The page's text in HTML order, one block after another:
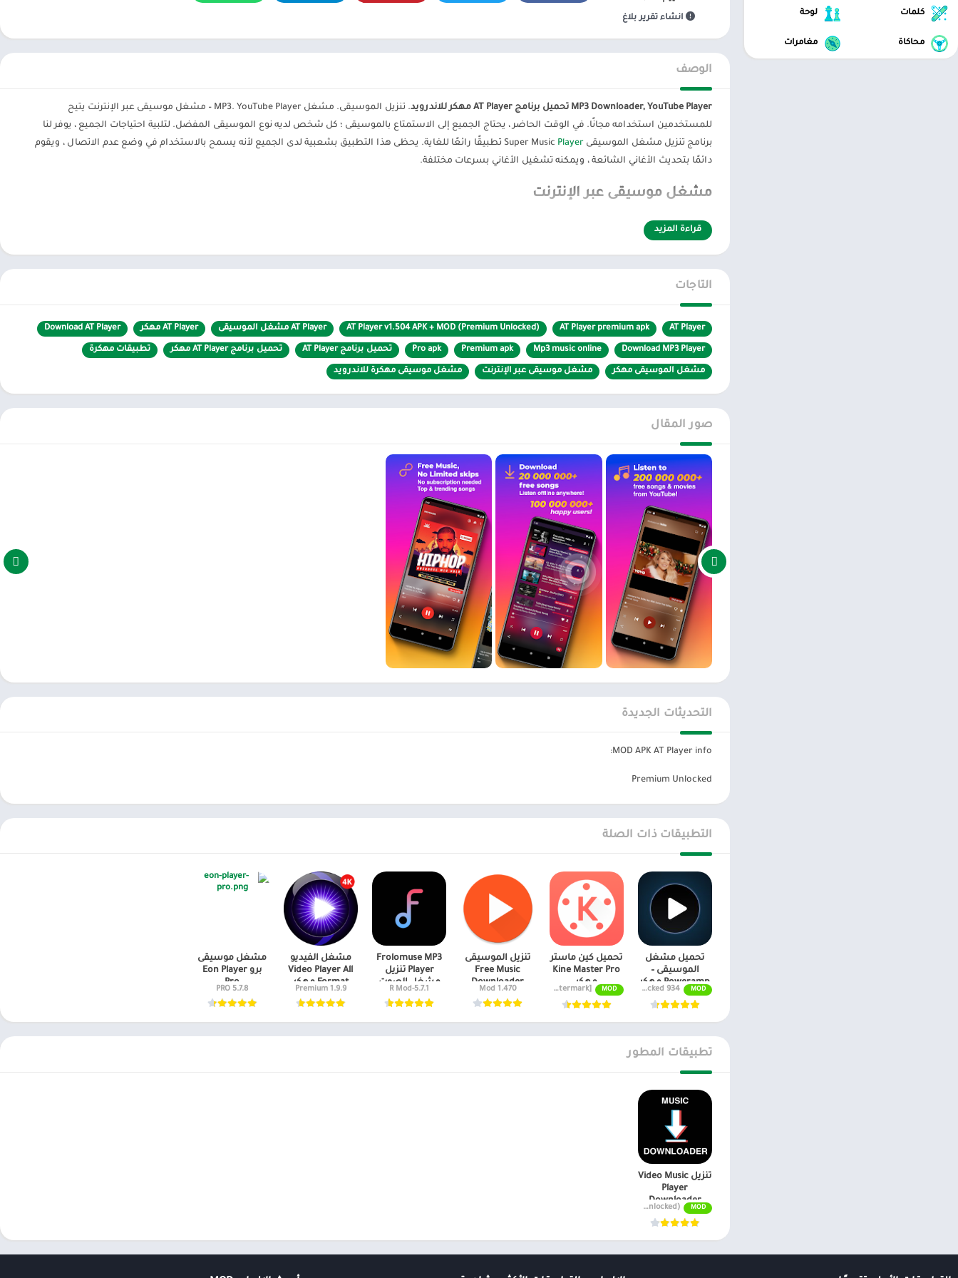
ألعاب موسيقى السفر ومعلومات محلية
المكتبات والعروض
التوضيحية
الموسيقى والصوتيات
تخصيص
طعام ومشروب
كتب مصورة
انشاء تقرير بلاغ
الوصف
MP3 Downloader, YouTube Player تحميل برنامج AT Player مهكر للاندرويد
. تنزيل الموسيقى. مشغل MP3. YouTube Player – مشغل موسيقى عبر الإنترنت يتيح
للمستخدمين استخدامه مجانًا. في الوقت الحاضر ، يحتاج الجميع إلى الاستمتاع بالموسيقى ؛ كل شخص لديه نوع الموسيقى المفضل. لتلبية احتياجات الجميع ، يوفر لنا
برنامج تنزيل مشغل الموسيقى Super Music Player
تطبيقًا رائعًا للغاية. يحظى هذا التطبيق بشعبية لدى الجميع لأنه يسمح بالاستخدام في وضع عدم الاتصال ، ويقوم
دائمًا بتحديث الأغاني الشائعة ، ويمكنه تشغيل الأغاني بسرعات مختلفة.
مشغل موسيقى عبر الإنترنت
تطبيقتنزيل موسيقى
بالاستماع إلى الموسيقى بحرية مع أي أغنية بدون تكلفة باستخدام التعرف على الصوت. كما يسمح لك بالبحث عن الموسيقى المفضلة لديك ، وعرض قوائم التشغيل ،
قوائم التشغيل العامة لقوائم التشغيل الخاصة بك أو استيرادها من YouTube.
تحميلات غير محدودة
قدرة تنزيل موسيقى. مشغل MP3. مشغل YouTubeكبير جدًا ، مما يسمح للمستمعين بالمشاهدة عبر الإنترنت أو التنزيل حسب الرغبة. يساعدك على تنزيل الموسيقى مجانًا
سريعة جدًا ، وإنتاج الجودة الأغاني والفيديو. عند الانتهاء من التنزيل ، يمكنك استخدامه عندما لا تحتاج إلى شبكة wifi. كما أنه يحظر الإعلانات التي تتداخل مع الاستماع إلى
الموسيقى لمنح المستخدمين الشعور الأكثر راحة.
AT Player لاعب لا نهاية له
للمستخدم حرية التبديل والتكرار.
سيكون لك الحق في استخدام قوائم التشغيل المحسّنة ، وللمشاهدين الحق في التصويت لأغانيهم المفضلة ، ومراجعة الأغاني التي استمعوا إليها ، ولك الحق في اقتراح
أنواع الأغاني التي تحبها … وعلى وجه الخصوص ، يتمتع المستخدمون بالقدرة لمشاركة ما يستمعون إليه مع الأصدقاء أو الأقارب أو حتى على مواقع التواصل الاجتماعي.
يرجى مشاركة هذه الميزات الرائعة مع أصدقائك للتعرف عليها واستخدامها.
تنزيل برنامج مشغل موسيقى AT Player premium apk مهكر
الان عبر موقعنا PlaYalandroiD متجر بلاي ، android store يمكنكم تحميل العاب مهكرة ، تطبيقات اندرويد بريميوم ، مجاناً يتم مراجعة الألعاب والبرامج وتحديثات مستمرة
اول بأول.
قراءة المزيد
التاجات
AT Player
AT Player premium apk
AT Player v1.504 APK + MOD (Premium Unlocked) AT Player مشغل الموسيقى AT Player مهكر Download AT Player
Download MP3 Player
Mp3 music online
Premium apk
Pro apk تحميل برنامج AT Player تحميل برنامج AT Player مهكر تطبيقات مهكرة
مشغل الموسيقى مهكر مشغل موسيقى عبر الإنترنت مشغل موسيقى مهكرة للاندرويد
صور المقال
التحديثات الجديدة
MOD APK AT Player info:
Premium Unlocked
التطبيقات ذات الصلة
تحميل مشغل
الموسيقى –
Poweramp مهكر
MOD
934 Full Version Unlocked
تحميل كين ماستر
Kine Master Pro
مهكر
MOD
APK v7.4.17.33440.GP [Premium Unlocked/Without Watermark]
تنزيل الموسيقى
Free Music
Downloader
1.470 Mod
Frolomuse MP3
Player تنزيل
مشغل الصوت
5.7.1-R Mod
مشغل الفيديو
Video Player All
Format مهكر
1.9.9 Premium
مشغل موسيقى
برو Eon Player
Pro
5.7.8 PRO
تطبيقات المطور
تنزيل Video Music
Player
Downloader
مهكر
MOD
(Pro Unlocked) v1.193
كلمات لوحة
محاكاة مغامرات